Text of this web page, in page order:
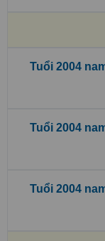
Tuổi 2004
Tuổi 2004
Tuổi 2004